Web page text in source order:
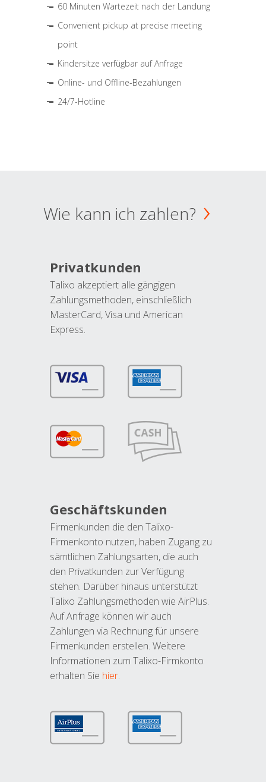
60 Minuten Wartezeit nach der Landung
Convenient pickup at precise meeting
point
Kindersitze verfügbar auf Anfrage
Online- und Offline-Bezahlungen
24/7-Hotline
Wie kann ich zahlen?
Privatkunden
Talixo akzeptiert alle gängigen
Zahlungsmethoden, einschließlich
MasterCard, Visa und American
Express.
Geschäftskunden
Firmenkunden die den Talixo-
Firmenkonto nutzen, haben Zugang zu
sämtlichen Zahlungsarten, die auch
den Privatkunden zur Verfügung
stehen. Darüber hinaus unterstützt
Talixo Zahlungsmethoden wie AirPlus.
Auf Anfrage können wir auch
Zahlungen via Rechnung für unsere
Firmenkunden erstellen. Weitere
Informationen zum Talixo-Firmkonto
erhalten Sie hier.